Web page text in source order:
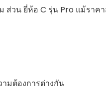
ส่วน ยี่ห้อ C รุ่น Pro แม้ราค
ามต้องการต่างกัน